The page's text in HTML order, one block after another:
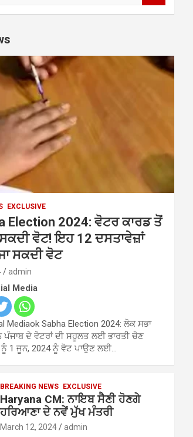
EXCLUSIVE
Election 2024: ਵੋਟਰ ਕਾਰਡ ਤੋਂ
ਵੋਟ! ਇਹ 12 ਦਸਤਾਵੇਜ਼ਾਂ
ਸਕਦੀ ਵੋਟ
admin
Media
Mediaok Sabha Election 2024: ਲੋਕ ਸਭਾ
ਪੰਜਾਬ ਦੇ ਵੋਟਰਾਂ ਦੀ ਸਹੂਲਤ ਲਈ ਭਾਰਤੀ ਚੋਣ
ਨੂੰ 1 ਜੂਨ, 2024 ਨੂੰ ਵੋਟ ਪਾਉਣ ਲਈ…
BREAKING NEWS EXCLUSIVE
Haryana CM: ਨਾਇਬ ਸੈਣੀ ਹੋਣਗੇ
ਹਰਿਆਣਾ ਦੇ ਨਵੇਂ ਮੁੱਖ ਮੰਤਰੀ
March 12, 2024 admin